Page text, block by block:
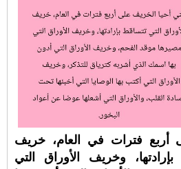
أربع فترات في العام، خريف
وخريف الأوراق التي